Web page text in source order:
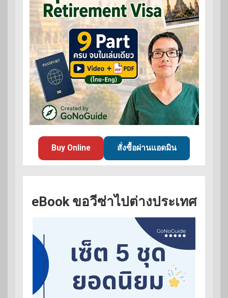
Buy Online สั่งซื้อผ่านแอดมิน
eBook ขอวีซ่าไปต่างประเทศ